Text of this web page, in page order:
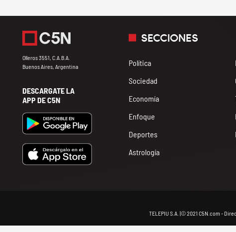
Olleros 3551, C.A.B.A.
Buenos Aires, Argentina
DESCARGATE LA
APP DE C5N
SECCIONES
Política
Sociedad
Economía
Enfoque
Deportes
Astrología
TELEPIU S.A. |© 2021 C5N.com -